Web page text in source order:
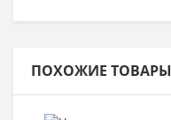
ПОХОЖИЕ ТОВАРЫ